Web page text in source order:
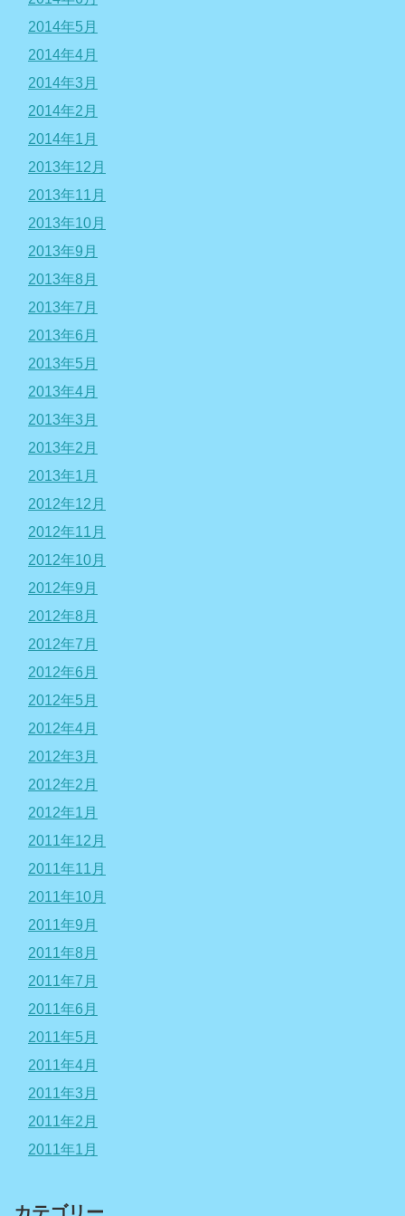
2014年5月
2014年4月
2014年3月
2014年2月
2014年1月
2013年12月
2013年11月
2013年10月
2013年9月
2013年8月
2013年7月
2013年6月
2013年5月
2013年4月
2013年3月
2013年2月
2013年1月
2012年12月
2012年11月
2012年10月
2012年9月
2012年8月
2012年7月
2012年6月
2012年5月
2012年4月
2012年3月
2012年2月
2012年1月
2011年12月
2011年11月
2011年10月
2011年9月
2011年8月
2011年7月
2011年6月
2011年5月
2011年4月
2011年3月
2011年2月
2011年1月